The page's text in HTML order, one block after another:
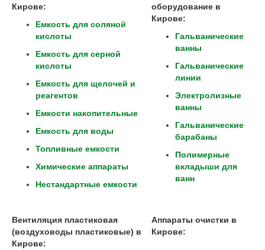
Кирове:
Емкость для соляной
кислоты
Емкость для серной
кислоты
Емкость для щелочей и
реагентов
Емкости накопительные
Емкость для воды
Топливные емкости
Химические аппараты
Нестандартные емкости
оборудование в
Кирове:
Гальванические
ванны
Гальванические
линии
Электролизные
ванны
Гальванические
барабаны
Полимерные
вкладыши для
ванн
Вентиляция пластиковая
(воздуховоды пластиковые) в
Кирове:
Аппараты очистки в
Кирове: